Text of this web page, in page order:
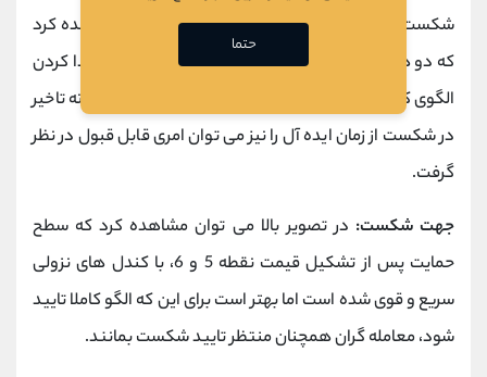
شکست الگو را نشان می دهد. همچنین می توان مشاهده کرد
که دو هفته بعد از آن، شکست رخ داده است. اگر چه پیدا کردن
الگوی کاملا ایده آل خیلی امکان پذیر نمی باشد اما 2 هفته تاخیر
در شکست از زمان ایده آل را نیز می توان امری قابل قبول در نظر
گرفت.
جهت شکست: در تصویر بالا می توان مشاهده کرد که سطح
حمایت پس از تشکیل قیمت نقطه 5 و 6، با کندل های نزولی
سریع و قوی شده است اما بهتر است برای این که الگو کاملا تایید
شود، معامله گران همچنان منتظر تایید شکست بمانند.
حتما